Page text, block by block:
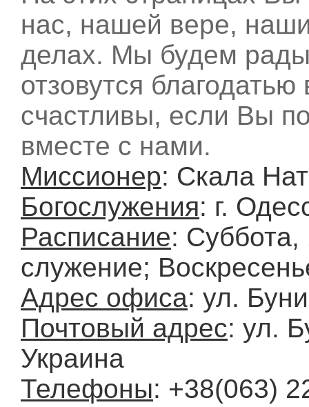
нас, нашей вере,
делах. Мы будем
отзовутся
счастливы, если Вы
вместе с нами.
Миссионер: Скала
Богослужения: г.
Расписание:
служение;
Адрес офиса: ул.
Почтовый адрес: ул.
Украина
Телефоны: +38(063)